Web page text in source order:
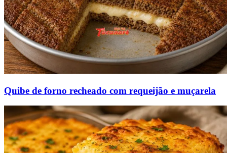
Quibe de forno recheado com requeijão e muçarela